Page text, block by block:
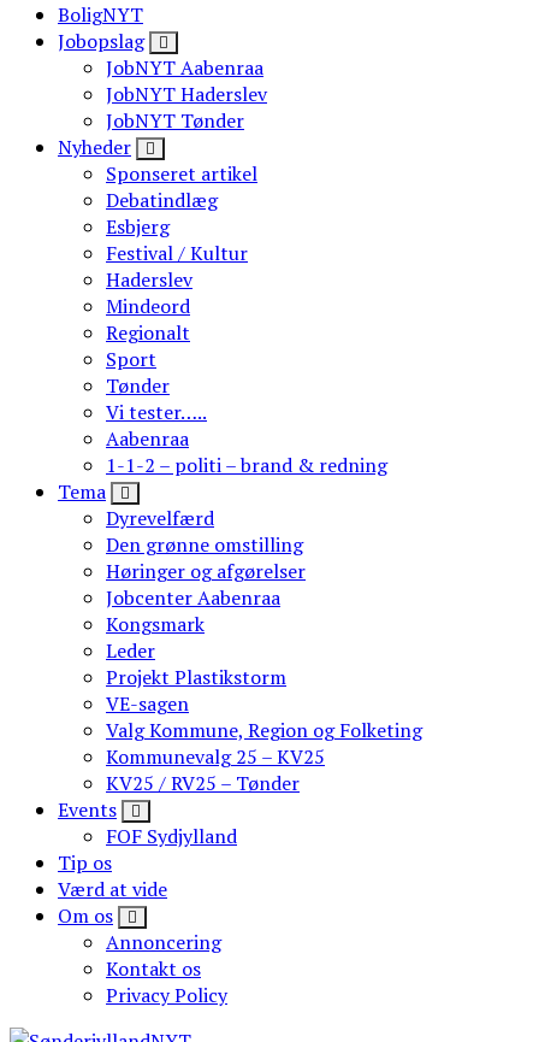
BoligNYT
Jobopslag
JobNYT Aabenraa
JobNYT Haderslev
JobNYT Tønder
Nyheder
Sponseret artikel
Debatindlæg
Esbjerg
Festival / Kultur
Haderslev
Mindeord
Regionalt
Sport
Tønder
Vi tester…..
Aabenraa
1-1-2 – politi – brand & redning
Tema
Dyrevelfærd
Den grønne omstilling
Høringer og afgørelser
Jobcenter Aabenraa
Kongsmark
Leder
Projekt Plastikstorm
VE-sagen
Valg Kommune, Region og Folketing
Kommunevalg 25 – KV25
KV25 / RV25 – Tønder
Events
FOF Sydjylland
Tip os
Værd at vide
Om os
Annoncering
Kontakt os
Privacy Policy